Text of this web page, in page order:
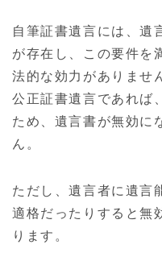
自筆証書遺言には、遺
が存在し、この要件を
法的な効力がありませ
公正証書遺言であれば
ため、遺言書が無効に
ん。
ただし、遺言者に遺言
適格だったりすると無
ります。